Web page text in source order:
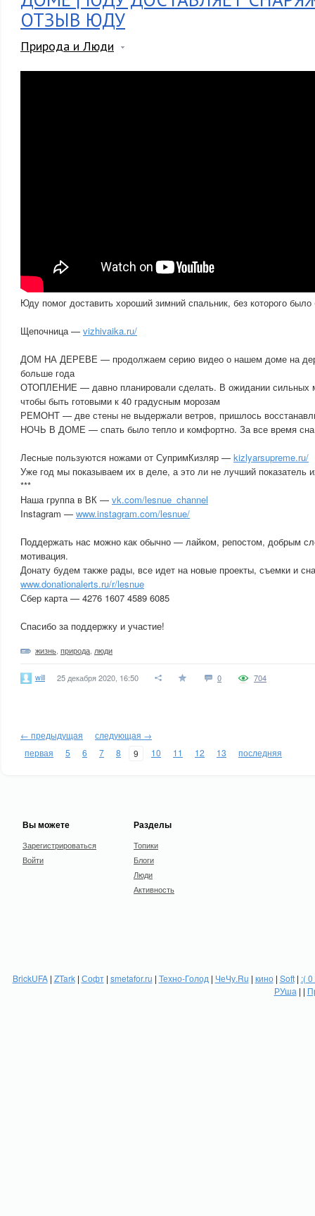
ОТЗЫВ ЮДУ
Природа и Люди
Юду помог доставить хороший зимний спальник, без которого
Щепочница — vizhivaika.ru/
ДОМ НА ДЕРЕВЕ — продолжаем серию видео о нашем доме на
больше года
ОТОПЛЕНИЕ — давно планировали сделать. В ожидании сильных
чтобы быть готовыми к 40 градусным морозам
РЕМОНТ — две стены не выдержали ветров, пришлось
НОЧЬ В ДОМЕ — спать было тепло и комфортно. За все время сна
Лесные пользуются ножами от СупримКизляр — kizlyarsupreme.ru/
Уже год мы показываем их в деле, а это ли не лучший показатель
***
Наша группа в ВК — vk.com/lesnue_channel
Instagram — www.instagram.com/lesnue/
Поддержать нас можно как обычно — лайком, репостом, добрым
мотивация.
Донату будем также рады, все идет на новые проекты, съемки и
www.donationalerts.ru/r/lesnue
Сбер карта — 4276 1607 4589 6085
Спасибо за поддержку и участие!
жизнь природа люди
will 25 декабря 2020, 16:50 0 704
← предыдущая
следующая →
первая
5 6 7 8 9 10 11 12 13 последняя
Вы можете
Зарегистрироваться
Войти
Разделы
Топики
Блоги
Люди
Активность
BrickUFA| ZTark| Софт| smetafor.ru | Техно-Голод | ЧеЧу.Ru | кино| Soft| :(
РУша | |